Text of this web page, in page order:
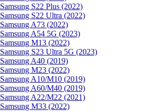
Samsung S22 Plus (2022)
Samsung S22 Ultra (2022)
Samsung A73 (2022)
Samsung A54 5G (2023)
Samsung M13 (2022)
Samsung S23 Ultra 5G (2023)
Samsung A40 (2019)
Samsung M23 (2022)
Samsung A10/M10 (2019)
Samsung A60/M40 (2019)
Samsung A22/M22 (2021)
Samsung M33 (2022)